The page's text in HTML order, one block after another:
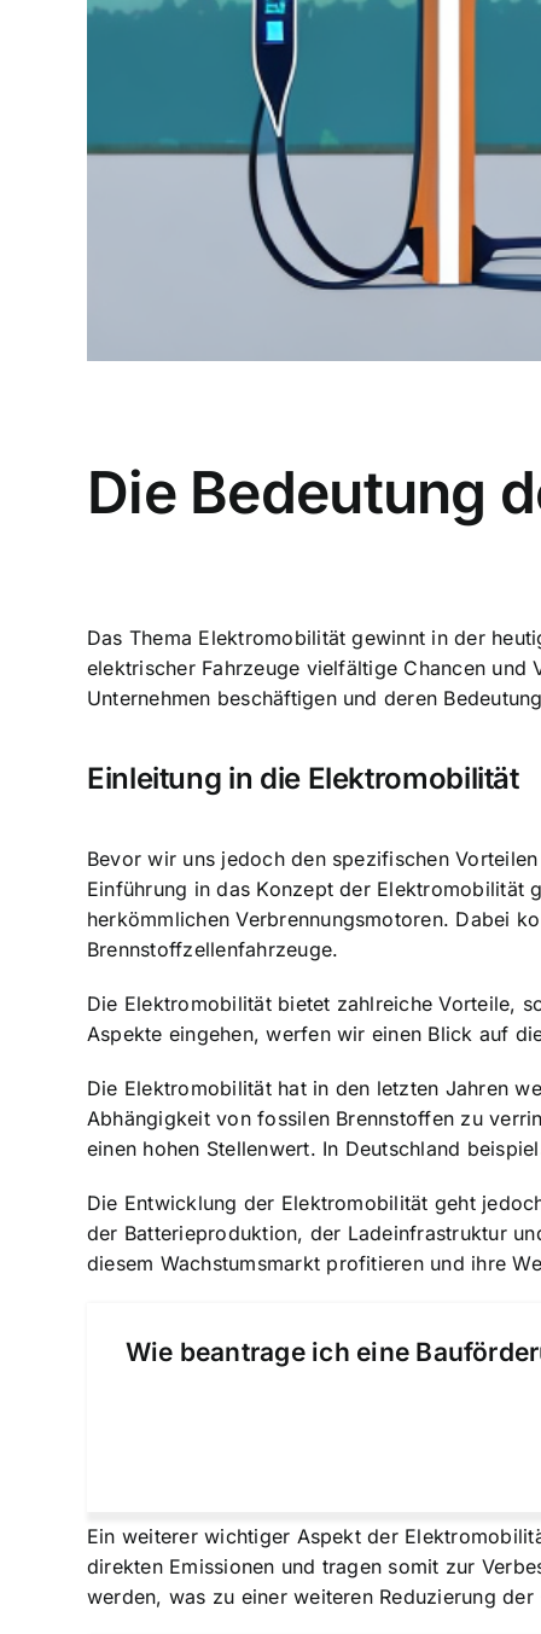
Die Bedeutung
Das Thema Elektromobilität gewinnt in der
elektrischer Fahrzeuge vielfältige Chancen und
Unternehmen beschäftigen und deren
Einleitung in die Elektromobilität
Bevor wir uns jedoch den spezifischen
Einführung in das Konzept der Elektromobilität
herkömmlichen Verbrennungsmotoren. Dabei
Brennstoffzellenfahrzeuge.
Die Elektromobilität bietet zahlreiche Vorteile,
Aspekte eingehen, werfen wir einen Blick auf
Die Elektromobilität hat in den letzten Jahren
Abhängigkeit von fossilen Brennstoffen zu
einen hohen Stellenwert. In Deutschland
Die Entwicklung der Elektromobilität geht
der Batterieproduktion, der Ladeinfrastruktur
diesem Wachstumsmarkt profitieren und ihre
Wie beantrage ich eine
Ein weiterer wichtiger Aspekt der
direkten Emissionen und tragen somit zur
werden, was zu einer weiteren Reduzierung